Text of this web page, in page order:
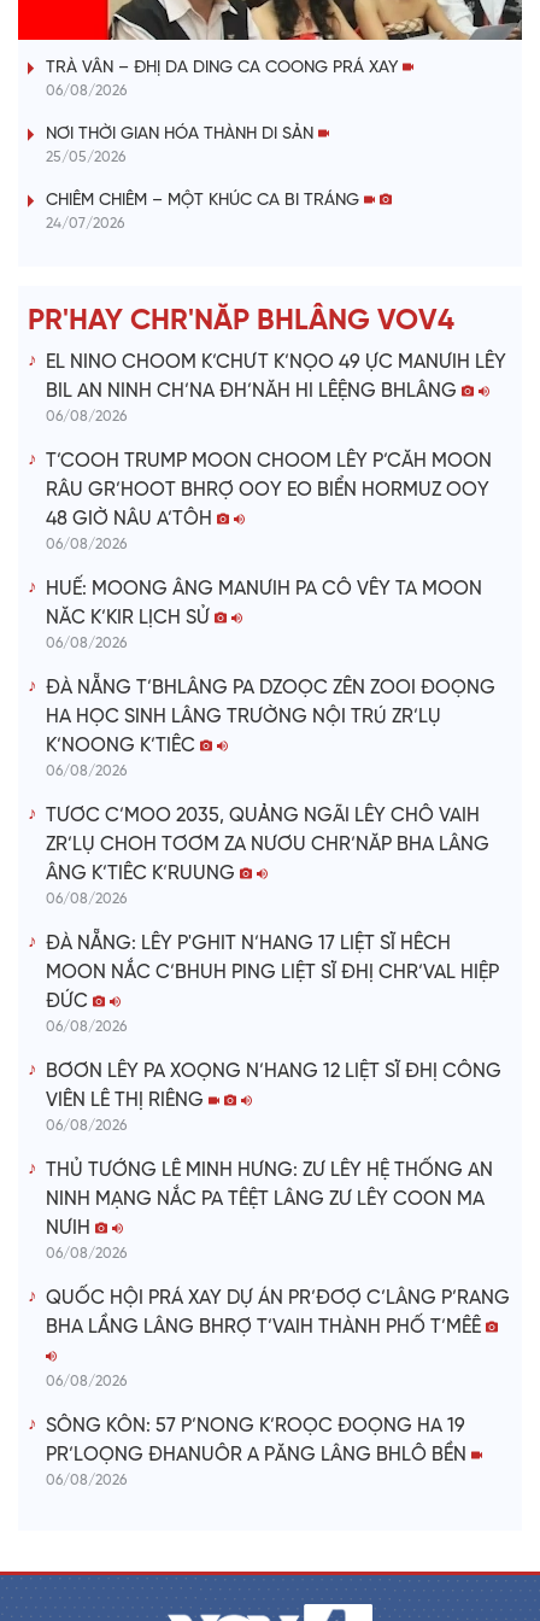
a
V
i
e
o
VÀI PHÚT DÀNH CHO QUẢNG BÁ
TRÀ VÂN – ĐHỊ DA DING CA COONG PRÁ XAY
06/08/2026
NƠI THỜI GIAN HÓA THÀNH DI SẢN
25/05/2026
CHIÊM CHIÊM – MỘT KHÚC CA BI TRÁNG
24/07/2026
PR'HAY CHR'NĂP BHLÂNG VOV4
EL NINO CHOOM K’CHƯT K’NỌO 49 ỰC MANƯIH LÊY
BIL AN NINH CH’NA ĐH’NĂH HI LÊỆNG BHLÂNG
06/08/2026
T’COOH TRUMP MOON CHOOM LÊY P’CĂH MOON
RÂU GR’HOOT BHRỢ OOY EO BIỂN HORMUZ OOY
48 GIỜ NÂU A’TÔH
06/08/2026
HUẾ: MOONG ÂNG MANƯIH PA CÔ VÊY TA MOON
NĂC K’KIR LỊCH SỬ
06/08/2026
ĐÀ NẴNG T’BHLÂNG PA DZOỌC ZÊN ZOOI ĐOỌNG
HA HỌC SINH LÂNG TRƯỜNG NỘI TRÚ ZR’LỤ
K’NOONG K’TIÊC
06/08/2026
TƯƠC C’MOO 2035, QUẢNG NGÃI LÊY CHÔ VAIH
ZR’LỤ CHOH TƠƠM ZA NƯƠU CHR’NĂP BHA LÂNG
ÂNG K’TIÊC K’RUUNG
06/08/2026
ĐÀ NẴNG: LÊY P'GHIT N’HANG 17 LIỆT SĨ HÊCH
MOON NẮC C’BHUH PING LIỆT SĨ ĐHỊ CHR’VAL HIỆP
ĐỨC
06/08/2026
BƠƠN LÊY PA XOỌNG N’HANG 12 LIỆT SĨ ĐHỊ CÔNG
VIÊN LÊ THỊ RIÊNG
06/08/2026
THỦ TƯỚNG LÊ MINH HƯNG: ZƯ LÊY HỆ THỐNG AN
NINH MẠNG NẮC PA TÊỆT LÂNG ZƯ LÊY COON MA
NƯIH
06/08/2026
QUỐC HỘI PRÁ XAY DỰ ÁN PR’ĐƠỢ C’LÂNG P’RANG
BHA LẦNG LÂNG BHRỢ T’VAIH THÀNH PHỐ T’MÊÊ
06/08/2026
SÔNG KÔN: 57 P’NONG K’ROỌC ĐOỌNG HA 19
PR’LOỌNG ĐHANUÔR A PĂNG LÂNG BHLÔ BỀN
06/08/2026